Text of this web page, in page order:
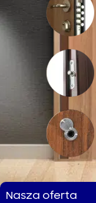
Nasza oferta